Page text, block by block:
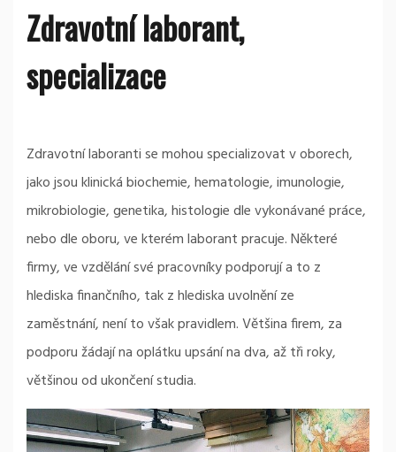
Zdravotní laborant,
specializace
Zdravotní laboranti se mohou specializovat v oborech,
jako jsou klinická biochemie, hematologie, imunologie,
mikrobiologie, genetika, histologie dle vykonávané práce,
nebo dle oboru, ve kterém laborant pracuje. Některé
firmy, ve vzdělání své pracovníky podporují a to z
hlediska finančního, tak z hlediska uvolnění ze
zaměstnání, není to však pravidlem. Většina firem, za
podporu žádají na oplátku upsání na dva, až tři roky,
většinou od ukončení studia.